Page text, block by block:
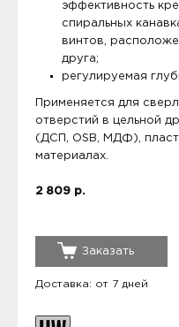
эффективность
спиральных
винтов,
друга;
регулируемая
Применяется для
отверстий в цельной
(ДСП, OSB, МДФ),
материалах.
2 809 р.
Заказать
Доставка: от 7 дней